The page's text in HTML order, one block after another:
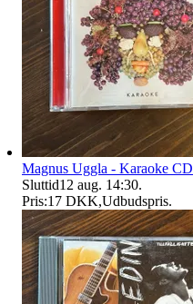
Magnus Uggla - Karaoke CD
Sluttid12 aug. 14:30.
Pris:17 DKK,Udbudspris.